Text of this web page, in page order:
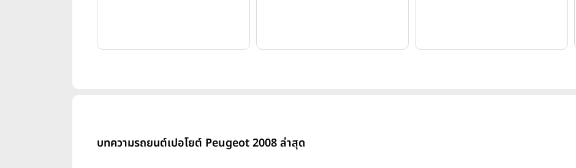
บทความรถยนต์เปอโยต์ Peugeot 2008 ล่าสุด